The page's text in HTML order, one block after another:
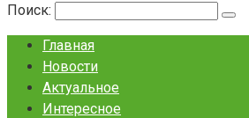
Поиск:
Главная
Новости
Актуальное
Интересное